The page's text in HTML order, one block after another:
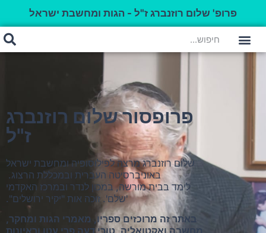
פרופ' שלום רוזנברג ז"ל - הגות ומחשבת ישראל
פרופסור שלום רוזנברג
ז"ל
שלום רוזנברג מרצה לפילוסופיה ומחשבת ישראל
באוניברסיטה העברית ובמכללת הרצוג.
לימד בבית מורשה, במכון לנדר ובמרכז האקדמי
'שלם'. זוכה אות "יקיר ירושלים".
באתר זה מרוכזים ספריו, מאמרי הגות ומחקר,